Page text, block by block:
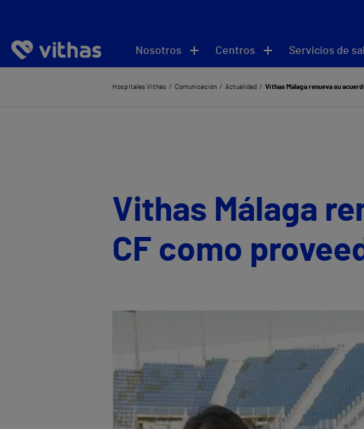
Nosotros Centros Servicios de
Hospitales Vithas Comunicación Actualidad Vithas Málaga renueva su
Vithas Málaga
CF como